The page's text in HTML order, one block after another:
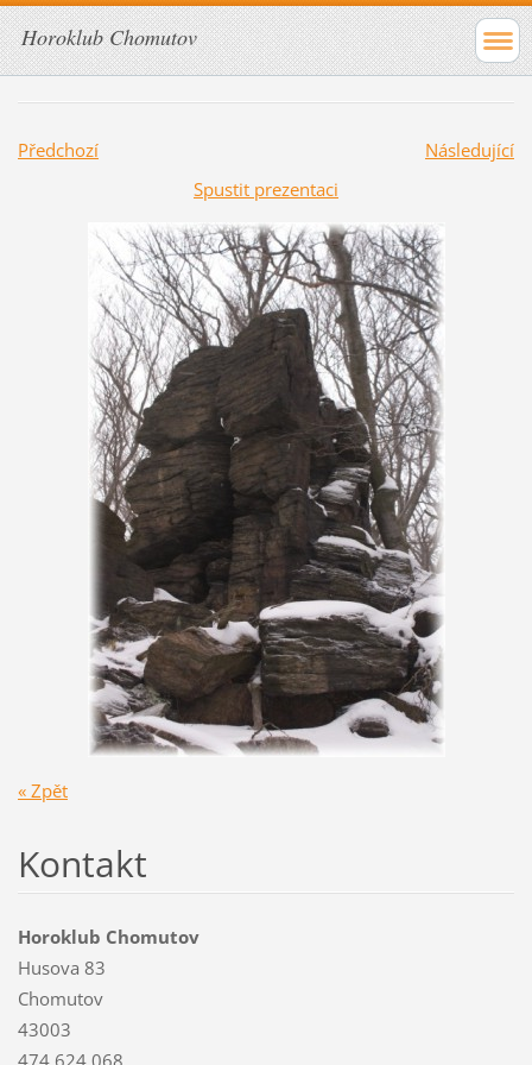
Horoklub Chomutov
Předchozí
Následující
Spustit prezentaci
« Zpět
Kontakt
Horoklub Chomutov
Husova 83
Chomutov
43003
474 624 068